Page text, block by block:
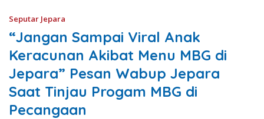
Seputar Jepara
“Jangan Sampai Viral Anak
Keracunan Akibat Menu MBG di
Jepara” Pesan Wabup Jepara
Saat Tinjau Progam MBG di
Pecangaan